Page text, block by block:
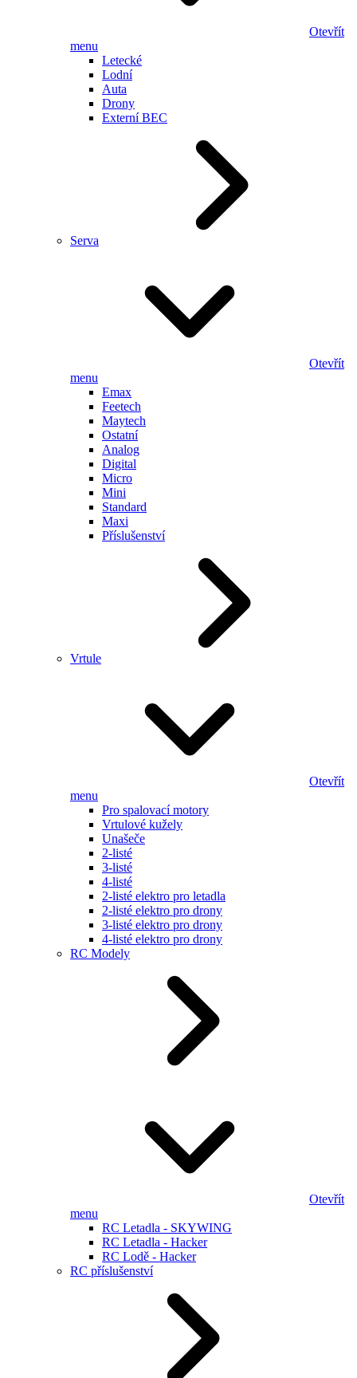
Otevřít
menu
Letecké
Lodní
Auta
Drony
Externí BEC
Serva
Otevřít
menu
Emax
Feetech
Maytech
Ostatní
Analog
Digital
Micro
Mini
Standard
Maxi
Příslušenství
Vrtule
Otevřít
menu
Pro spalovací motory
Vrtulové kužely
Unašeče
2-listé
3-listé
4-listé
2-listé elektro pro letadla
2-listé elektro pro drony
3-listé elektro pro drony
4-listé elektro pro drony
RC Modely
Otevřít
menu
RC Letadla - SKYWING
RC Letadla - Hacker
RC Lodě - Hacker
RC příslušenství